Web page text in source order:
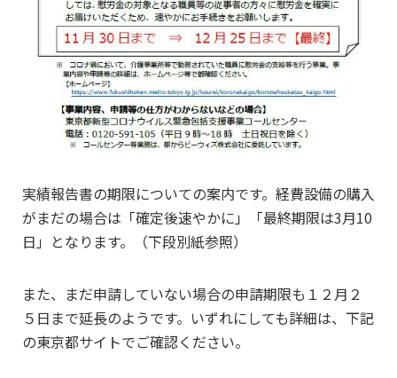
実績報告書の期限についての案内です。経費設備の購入
がまだの場合は「確定後速やかに」「最終期限は3月10
日」となります。（下段別紙参照）
また、まだ申請していない場合の申請期限も１２月２
５日まで延長のようです。いずれにしても詳細は、下記
の東京都サイトでご確認ください。